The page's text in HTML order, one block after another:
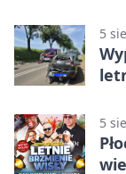
5
5